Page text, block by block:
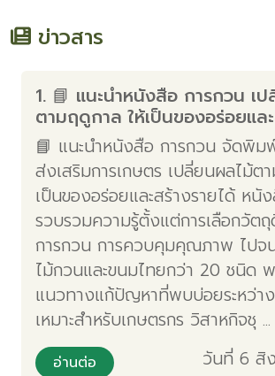
ข่าวสาร
1. 📘 แนะนำหนังสือ การกวน เ
ตามฤดูกาล ให้เป็นของอร่อยแล
📘 แนะนำหนังสือ การกวน จัดพิม
ส่งเสริมการเกษตร เปลี่ยนผลไม้ต
เป็นของอร่อยและสร้างรายได้ หนั
รวบรวมความรู้ตั้งแต่การเลือกวัต
การกวน การควบคุมคุณภาพ ไปจ
ไม้กวนและขนมไทยกว่า 20 ชนิด
แนวทางแก้ปัญหาที่พบบ่อยระหว่า
เหมาะสำหรับเกษตรกร วิสาหกิจชุ ...
อ่านต่อ วันที่ 6 สิ